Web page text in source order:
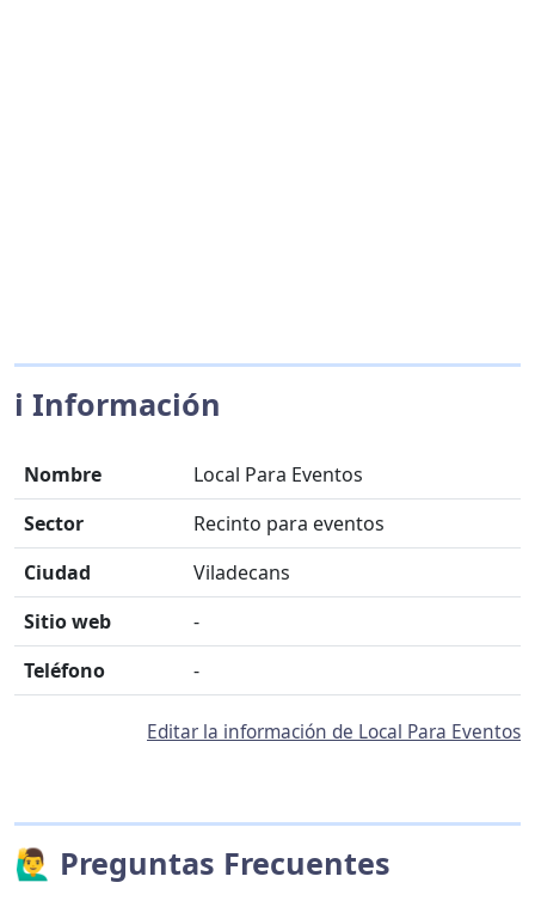
ℹ️ Información
Nombre
Local Para Eventos
Sector
Recinto para eventos
Ciudad
Viladecans
Sitio web
-
Teléfono
-
Editar la información de Local Para Eventos
🙋‍♂️ Preguntas Frecuentes